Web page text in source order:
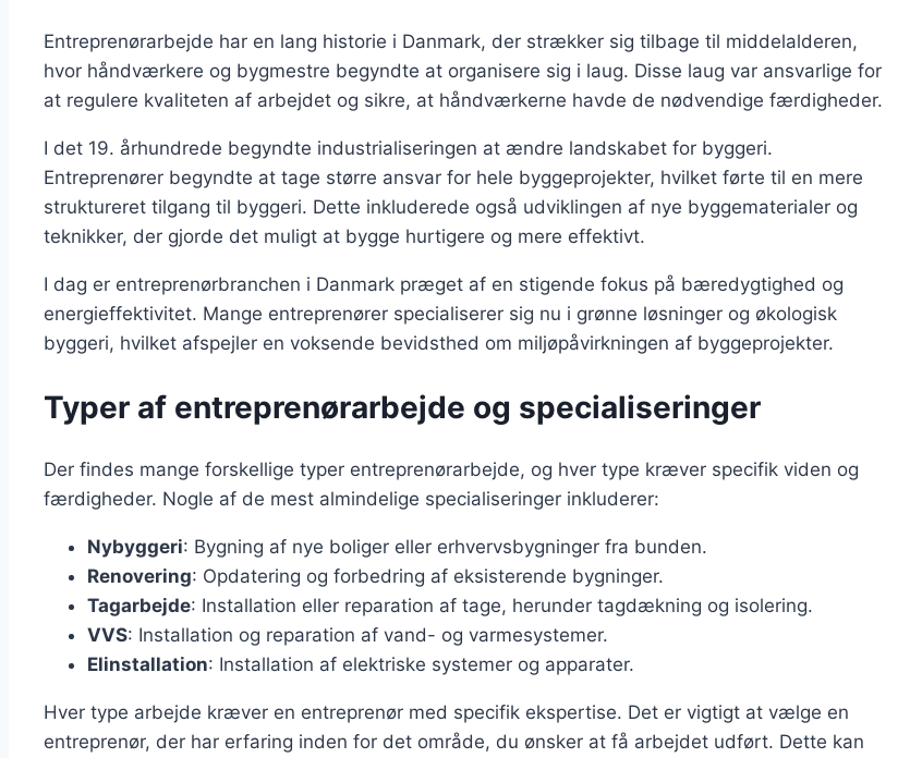
Entreprenørarbejde har en lang historie i Danmark, der strækker sig tilbage til middelalderen,
hvor håndværkere og bygmestre begyndte at organisere sig i laug. Disse laug var ansvarlige for
at regulere kvaliteten af arbejdet og sikre, at håndværkerne havde de nødvendige færdigheder.
I det 19. århundrede begyndte industrialiseringen at ændre landskabet for byggeri.
Entreprenører begyndte at tage større ansvar for hele byggeprojekter, hvilket førte til en mere
struktureret tilgang til byggeri. Dette inkluderede også udviklingen af nye byggematerialer og
teknikker, der gjorde det muligt at bygge hurtigere og mere effektivt.
I dag er entreprenørbranchen i Danmark præget af en stigende fokus på bæredygtighed og
energieffektivitet. Mange entreprenører specialiserer sig nu i grønne løsninger og økologisk
byggeri, hvilket afspejler en voksende bevidsthed om miljøpåvirkningen af byggeprojekter.
Typer af entreprenørarbejde og specialiseringer
Der findes mange forskellige typer entreprenørarbejde, og hver type kræver specifik viden og
færdigheder. Nogle af de mest almindelige specialiseringer inkluderer:
Nybyggeri: Bygning af nye boliger eller erhvervsbygninger fra bunden.
Renovering: Opdatering og forbedring af eksisterende bygninger.
Tagarbejde: Installation eller reparation af tage, herunder tagdækning og isolering.
VVS: Installation og reparation af vand- og varmesystemer.
Elinstallation: Installation af elektriske systemer og apparater.
Hver type arbejde kræver en entreprenør med specifik ekspertise. Det er vigtigt at vælge en
entreprenør, der har erfaring inden for det område, du ønsker at få arbejdet udført. Dette kan